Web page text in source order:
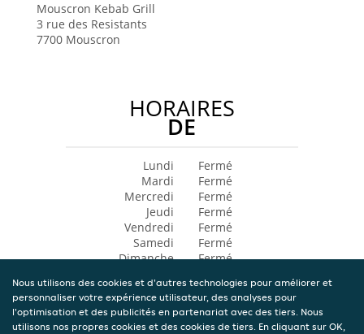
Mouscron Kebab Grill
3 rue des Resistants
7700 Mouscron
HORAIRES
DE
Lundi
Fermé
Mardi
Fermé
Mercredi
Fermé
Jeudi
Fermé
Vendredi
Fermé
Samedi
Fermé
Dimanche
Fermé
Nous utilisons des cookies et d'autres technologies pour améliorer et
personnaliser votre expérience utilisateur, des analyses pour
l'optimisation et des publicités en partenariat avec des tiers. Nous
utilisons nos propres cookies et des cookies de tiers. En cliquant sur OK,